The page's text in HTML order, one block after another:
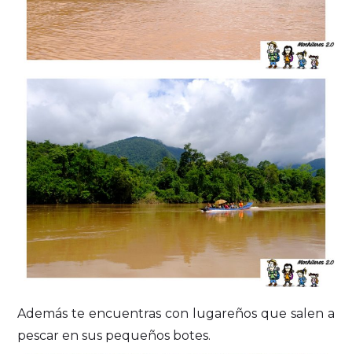
Además te encuentras con lugareños que salen a
pescar en sus pequeños botes.